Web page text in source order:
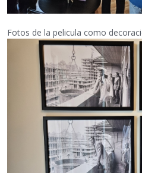
Fotos de la pelicula como